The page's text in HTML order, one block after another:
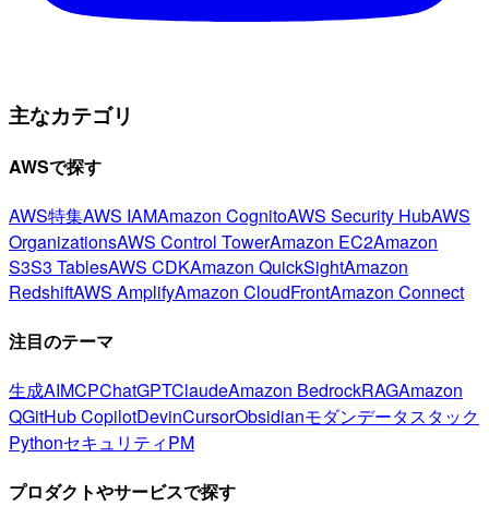
主なカテゴリ
AWSで探す
AWS特集AWS IAMAmazon CognitoAWS Security HubAWS
OrganizationsAWS Control TowerAmazon EC2Amazon
S3S3 TablesAWS CDKAmazon QuickSightAmazon
RedshiftAWS AmplifyAmazon CloudFrontAmazon Connect
注目のテーマ
生成AIMCPChatGPTClaudeAmazon BedrockRAGAmazon
QGitHub CopilotDevinCursorObsidianモダンデータスタック
PythonセキュリティPM
プロダクトやサービスで探す